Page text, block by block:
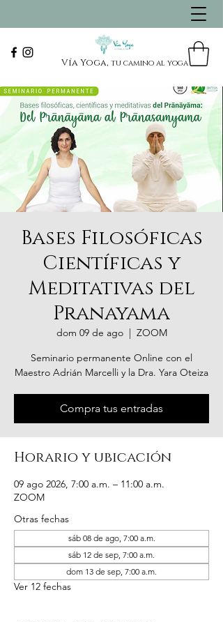
Vía Yoga, tu camino al yoga
Bases Filosóficas
Científicas y
Meditativas del
Pranayama
dom 09 de ago
  |
ZOOM
Seminario permanente Online con el
Maestro Adrián Marcelli y la Dra. Yara Oteiza
Compra tus entradas
Horario y ubicación
09 ago 2026, 7:00 a.m. – 11:00 a.m.
ZOOM
Otras fechas
sáb 08 de ago, 7:00 a.m.
sáb 12 de sep, 7:00 a.m.
dom 13 de sep, 7:00 a.m.
Ver 12 fechas